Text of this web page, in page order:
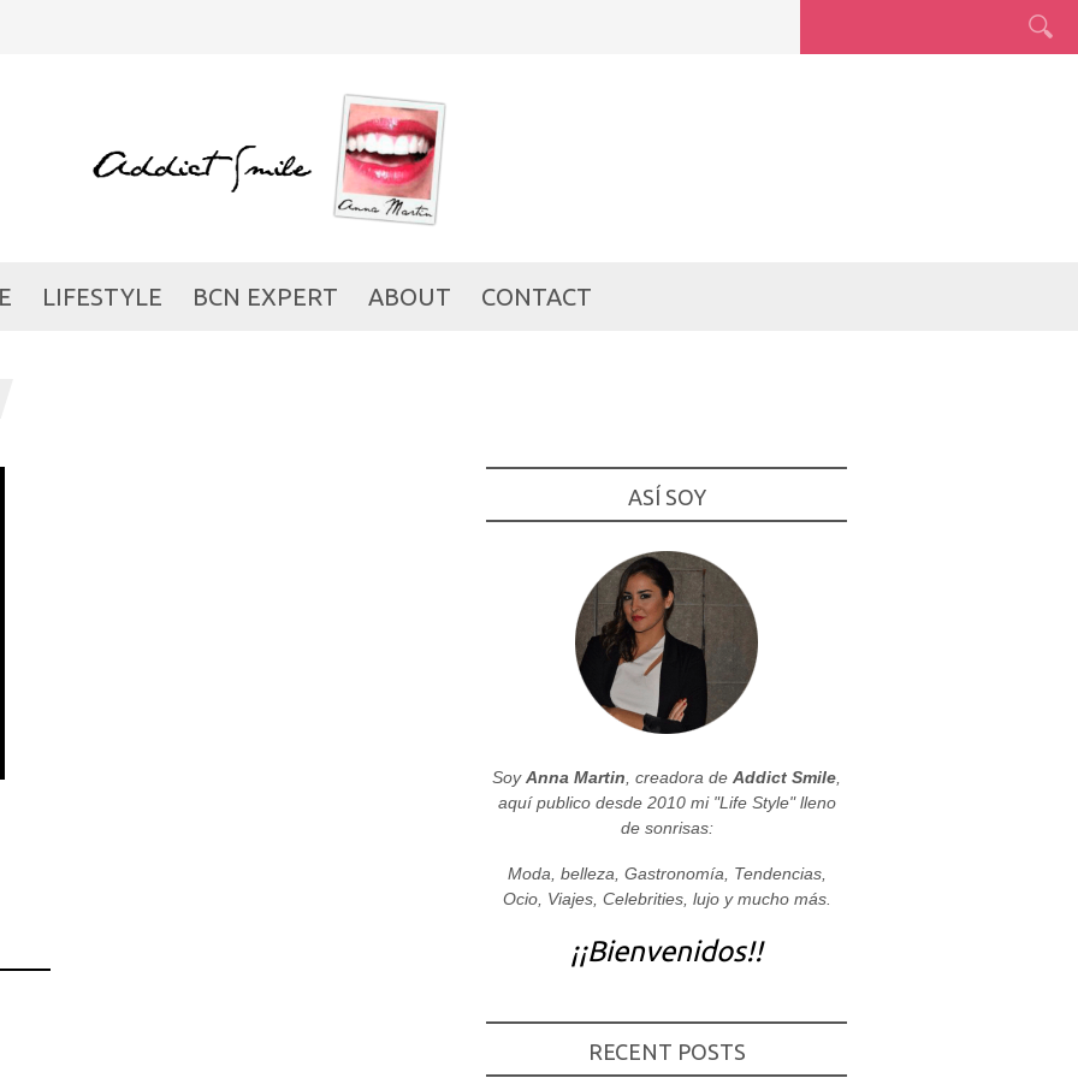
LIFESTYLE BCN EXPERT ABOUT CONTACT
ASÍ SOY
SoyAnna Martin , creadora de Addict Smile
aquí publico desde 2010 mi "Life Style" lleno
de sonrisas:
Moda, belleza, Gastronomía, Tendencias,
Ocio, Viajes, Celebrities, lujo y mucho más.
¡¡Bienvenidos!!
RECENT POSTS